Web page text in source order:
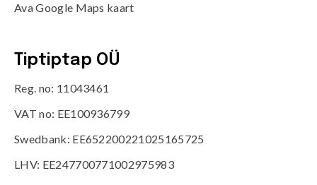
Ava Google Maps kaart
Tiptiptap OÜ
Reg. no: 11043461
VAT no: EE100936799
Swedbank: EE652200221025165725
LHV: EE247700771002975983